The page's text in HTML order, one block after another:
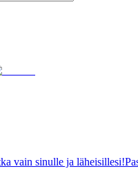
vain sinulle ja läheisillesi!